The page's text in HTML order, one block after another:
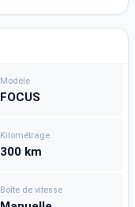
Modèle
FOCUS
Kilométrage
300 km
Boîte de vitesse